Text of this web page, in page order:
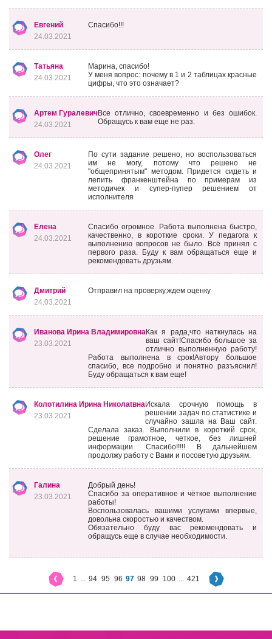
Евгений
24.03.2021
Спасибо!!!
Татьяна
24.03.2021
Марина, спасибо!
У меня вопрос: почему в 1 и 2 таблицах красные
цифры, что это означает?
Артем Гуралевич
24.03.2021
Все отлично, своевременно и без ошибок.
Обращусь к вам еще не раз.
Олег
24.03.2021
По сути задание решено, но воспользоваться
им не могу, потому что решено не
"общепринятым" методом. Придется сидеть и
лепить франкенштейна по примерам из
методичек и супер-пупер решением от
исполнителя
Елена
24.03.2021
Спасибо огромное. Работа выполнена быстро,
качественно, в короткие сроки. У педагога к
выполнению вопросов не было. Всё принял с
первого раза. Буду к вам обращаться еще и
рекомендовать друзьям.
Дмитрий
24.03.2021
Отправил на проверку,ждем оценку
Иванова Ирина Владимировна
23.03.2021
Как я рада,что наткнулась на
ваш сайт!Спасибо большое за
отлично выполненную работу!
Работа выполнена в срок!Автору большое
спасибо, все подробно и понятно разъяснил!
Буду обращаться к вам еще!
Колотилина Ирина Николаtвна
23.03.2021
Искала срочную помощь в
решении задач по статистике и
случайно зашла на Ваш сайт.
Сделала заказ. Выполнили в короткий срок,
решение грамотное, четкое, без лишней
информации. Спасибо!!!!! В дальнейшем
продолжу работу с Вами и посоветую друзьям.
Галина
23.03.2021
Добрый день!
Спасибо за оперативное и чёткое выполнение
работы!
Воспользовалась вашими услугами впервые,
довольна скоростью и качеством.
Обязательно буду вас рекомендовать и
обращусь еще в случае необходимости.
1 ... 94 95 96 97 98 99 100 ... 421